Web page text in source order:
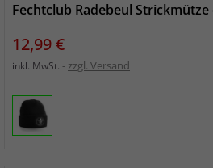
Fechtclub Radebeul
Preis
12,99 €
inkl. MwSt. zzgl. Versand